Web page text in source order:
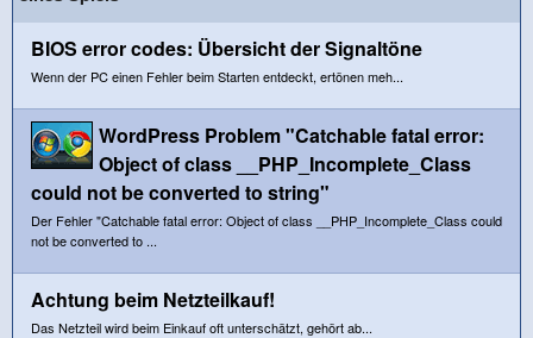
BIOS error codes: Übersicht der Signaltöne
Wenn der PC einen Fehler beim Starten entdeckt, ertönen meh...
WordPress Problem "Catchable fatal error:
Object of class __PHP_Incomplete_Class
could not be converted to string"
Der Fehler "Catchable fatal error: Object of class __PHP_Incomplete_Class could
not be converted to ...
Achtung beim Netzteilkauf!
Das Netzteil wird beim Einkauf oft unterschätzt, gehört ab...